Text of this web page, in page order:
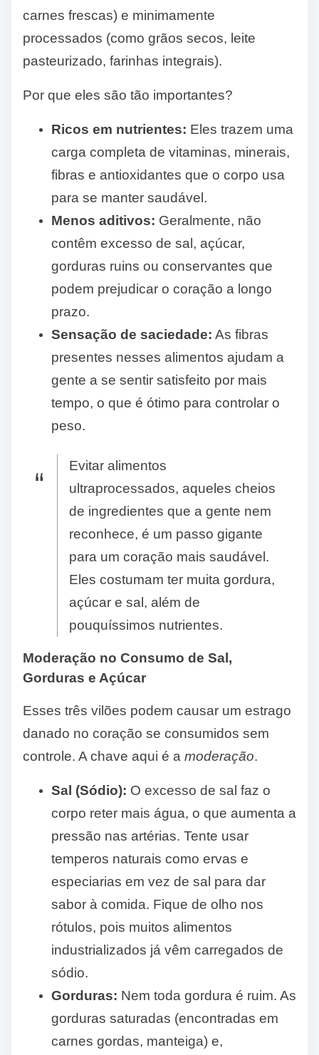
carnes frescas) e minimamente
processados (como grãos secos, leite
pasteurizado, farinhas integrais).
Por que eles são tão importantes?
Ricos em nutrientes: Eles trazem uma
carga completa de vitaminas, minerais,
fibras e antioxidantes que o corpo usa
para se manter saudável.
Menos aditivos: Geralmente, não
contêm excesso de sal, açúcar,
gorduras ruins ou conservantes que
podem prejudicar o coração a longo
prazo.
Sensação de saciedade: As fibras
presentes nesses alimentos ajudam a
gente a se sentir satisfeito por mais
tempo, o que é ótimo para controlar o
peso.
Evitar alimentos
ultraprocessados, aqueles cheios
de ingredientes que a gente nem
reconhece, é um passo gigante
para um coração mais saudável.
Eles costumam ter muita gordura,
açúcar e sal, além de
pouquíssimos nutrientes.
Moderação no Consumo de Sal,
Gorduras e Açúcar
Esses três vilões podem causar um estrago
danado no coração se consumidos sem
controle. A chave aqui é a moderação.
Sal (Sódio): O excesso de sal faz o
corpo reter mais água, o que aumenta a
pressão nas artérias. Tente usar
temperos naturais como ervas e
especiarias em vez de sal para dar
sabor à comida. Fique de olho nos
rótulos, pois muitos alimentos
industrializados já vêm carregados de
sódio.
Gorduras: Nem toda gordura é ruim. As
gorduras saturadas (encontradas em
carnes gordas, manteiga) e,